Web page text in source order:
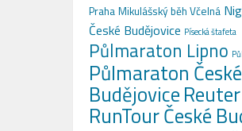
Praha Mikulášský běh Včelná
České Budějovice Písecká štafeta
Půlmaraton Lipno
Půlmaraton České
Budějovice
RunTour České